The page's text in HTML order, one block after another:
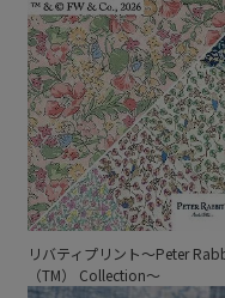
リバティプリント～Peter
（TM） Collection～